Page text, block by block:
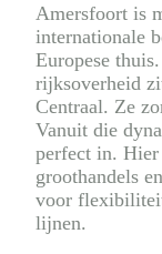
Amersfoort is
internationale
Europese
rijksoverheid
Centraal. Ze
Vanuit die
perfect in. Hier
groothandels
voor
lijnen.